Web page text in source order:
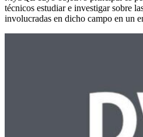
técnicos estudiar e investigar sobre
involucradas en dicho campo en un